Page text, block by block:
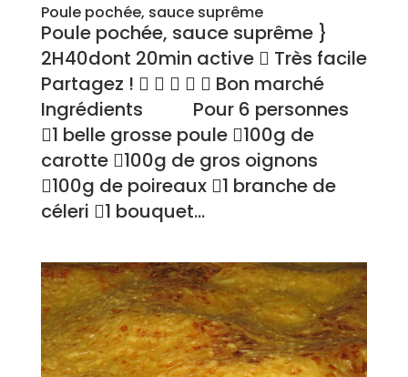
Poule pochée, sauce suprême
Poule pochée, sauce suprême }
2H40dont 20min active  Très facile
Partagez !      Bon marché
Ingrédients Pour 6 personnes
1 belle grosse poule 100g de
carotte 100g de gros oignons
100g de poireaux 1 branche de
céleri 1 bouquet...